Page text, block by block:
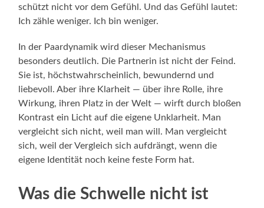
schützt nicht vor dem Gefühl. Und das Gefühl lautet:
Ich zähle weniger. Ich bin weniger.
In der Paardynamik wird dieser Mechanismus
besonders deutlich. Die Partnerin ist nicht der Feind.
Sie ist, höchstwahrscheinlich, bewundernd und
liebevoll. Aber ihre Klarheit — über ihre Rolle, ihre
Wirkung, ihren Platz in der Welt — wirft durch bloßen
Kontrast ein Licht auf die eigene Unklarheit. Man
vergleicht sich nicht, weil man will. Man vergleicht
sich, weil der Vergleich sich aufdrängt, wenn die
eigene Identität noch keine feste Form hat.
Was die Schwelle nicht ist